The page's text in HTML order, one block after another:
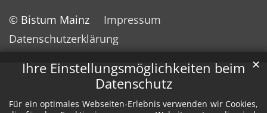
Ihre Einstellungsmöglichkeiten beim
Datenschutz
Für ein optimales Webseiten-Erlebnis verwenden wir Cookies,
✕
© Bistum Mainz
Impressum
Datenschutzerklärung